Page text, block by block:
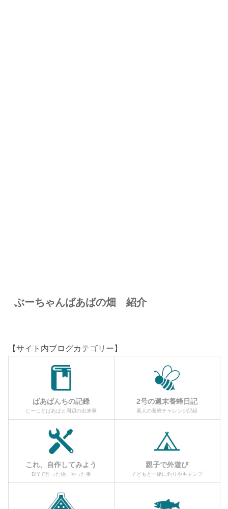
ぶーちゃんばあばの畑 紹介
【サイト内ブログカテゴリー】
ばあばんちの記録
じーじとばあばと周辺の出来事
2号の週末養蜂日記
素人の養蜂チャレンジ記録
これ、自作してみよう
DIYで作った物、やった事
親子で外遊び
子どもと一緒に釣りやキャンプ